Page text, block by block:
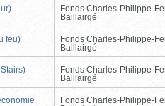
Fonds Charles-Philippe-
Baillairgé
feu)
Fonds Charles-Philippe-
Baillairgé
Fonds Charles-Philippe-
Baillairgé
Fonds Charles-Philippe-